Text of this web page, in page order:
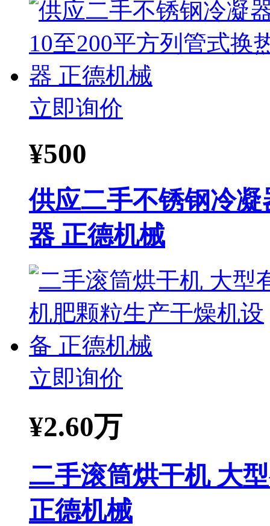
立即询价
¥500
供应二手不锈钢冷
器 正德机械
立即询价
¥2.60万
二手滚筒烘干机 大
正德机械